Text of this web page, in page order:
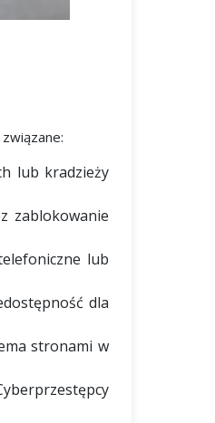
lub kradzieży
zablokowanie
lub
dla
stronami w